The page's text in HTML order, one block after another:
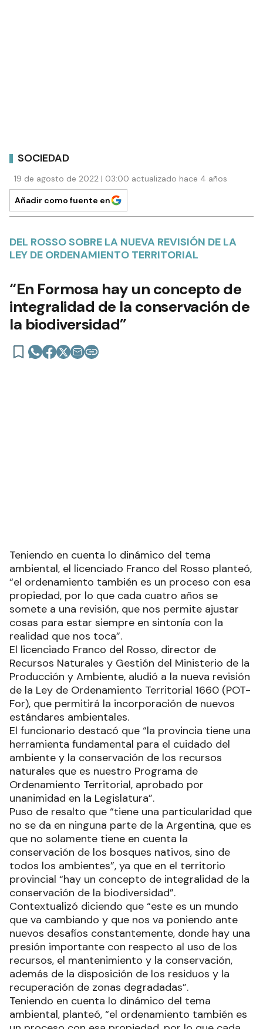
SOCIEDAD
19 de agosto de 2022 | 03:00 actualizado hace 4 años
Añadir como fuente en
DEL ROSSO SOBRE LA NUEVA REVISIÓN DE LA
LEY DE ORDENAMIENTO TERRITORIAL
“En Formosa hay un concepto de
integralidad de la conservación de
la biodiversidad”
Teniendo en cuenta lo dinámico del tema
ambiental, el licenciado Franco del Rosso planteó,
“el ordenamiento también es un proceso con esa
propiedad, por lo que cada cuatro años se
somete a una revisión, que nos permite ajustar
cosas para estar siempre en sintonía con la
realidad que nos toca”.
El licenciado Franco del Rosso, director de
Recursos Naturales y Gestión del Ministerio de la
Producción y Ambiente, aludió a la nueva revisión
de la Ley de Ordenamiento Territorial 1660 (POT-
For), que permitirá la incorporación de nuevos
estándares ambientales.
El funcionario destacó que “la provincia tiene una
herramienta fundamental para el cuidado del
ambiente y la conservación de los recursos
naturales que es nuestro Programa de
Ordenamiento Territorial, aprobado por
unanimidad en la Legislatura”.
Puso de resalto que “tiene una particularidad que
no se da en ninguna parte de la Argentina, que es
que no solamente tiene en cuenta la
conservación de los bosques nativos, sino de
todos los ambientes”, ya que en el territorio
provincial “hay un concepto de integralidad de la
conservación de la biodiversidad”.
Contextualizó diciendo que “este es un mundo
que va cambiando y que nos va poniendo ante
nuevos desafíos constantemente, donde hay una
presión importante con respecto al uso de los
recursos, el mantenimiento y la conservación,
además de la disposición de los residuos y la
recuperación de zonas degradadas”.
Teniendo en cuenta lo dinámico del tema
ambiental, planteó, “el ordenamiento también es